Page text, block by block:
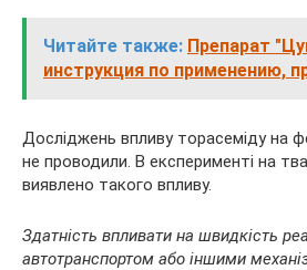
Читайте также: Препарат
инструкция по применению,
Досліджень впливу торасеміду на
не проводили. В експерименті на
виявлено такого впливу.
Здатність впливати на швидкість
автотранспортом або іншими